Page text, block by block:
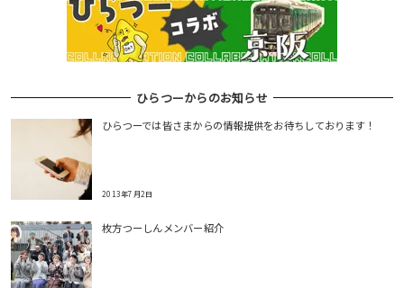
ひらつーからのお知らせ
ひらつーでは皆さまからの情報提供をお待ちしております！
2013年7月2日
枚方つーしんメンバー紹介